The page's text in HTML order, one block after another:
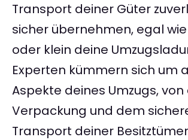
Transport deiner Güter
sicher übernehmen, egal
oder klein deine
Experten kümmern sich um
Aspekte deines Umzugs,
Verpackung und dem
Transport deiner